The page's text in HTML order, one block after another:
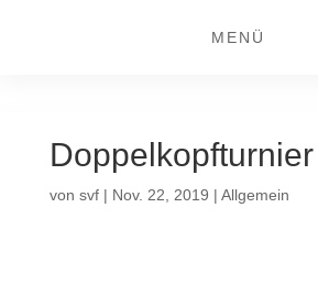
MENÜ
Doppelkopfturnier
von svf| Nov. 22, 2019 | Allgemein